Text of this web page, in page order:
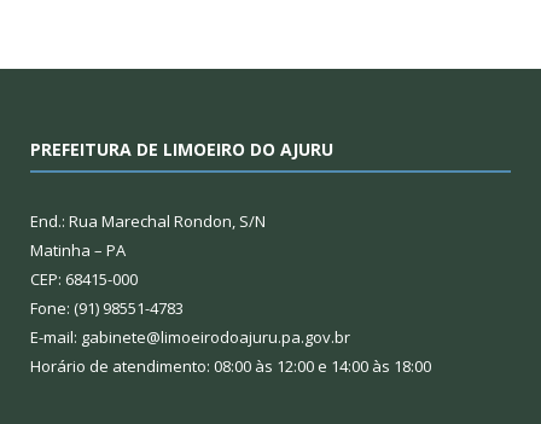
PREFEITURA DE LIMOEIRO DO AJURU
End.: Rua Marechal Rondon, S/N
Matinha – PA
CEP: 68415-000
Fone: (91) 98551-4783
E-mail: gabinete@limoeirodoajuru.pa.gov.br
Horário de atendimento: 08:00 às 12:00 e 14:00 às 18:00